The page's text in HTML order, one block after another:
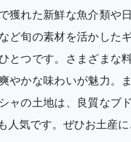
獲れた新鮮な魚介類や
ど旬の素材を活かした
とつです。さまざまな
やかな味わいが魅力。
ャの土地は、良質なブ
人気です。ぜひお土産に